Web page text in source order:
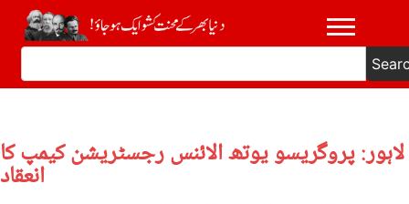
لاہور: پروگریسو یوتھ الائنس رجسٹریشن کیمپ کا
انعقاد